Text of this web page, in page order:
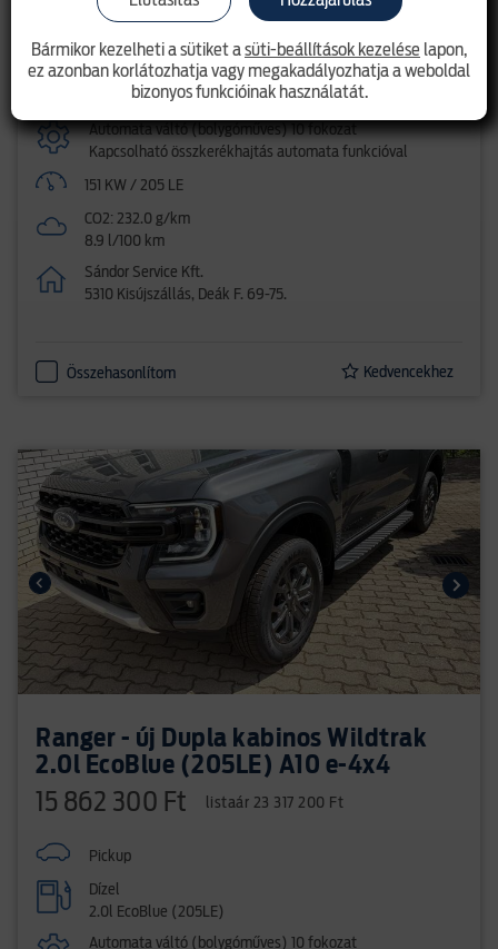
Pickup
Dízel
2.0l EcoBlue (205LE)
Automata váltó (bolygóműves) 10 fokozat
Kapcsolható összkerékhajtás automata funkcióval
151 KW / 205 LE
CO2: 232.0 g/km
8.9 l/100 km
Sándor Service Kft.
5310 Kisújszállás, Deák F. 69-75.
Összehasonlítom Kedvencekhez
Ranger - új Dupla kabinos Wildtrak
2.0l EcoBlue (205LE) A10 e-4x4
15 862 300 Ft listaár 23 317 200 Ft
Pickup
Dízel
2.0l EcoBlue (205LE)
Automata váltó (bolygóműves) 10 fokozat
Bármikor kezelheti a sütiket asüti-beállítások kezelése lapon,
ez azonban korlátozhatja vagy megakadályozhatja a weboldal
bizonyos funkcióinak használatát.